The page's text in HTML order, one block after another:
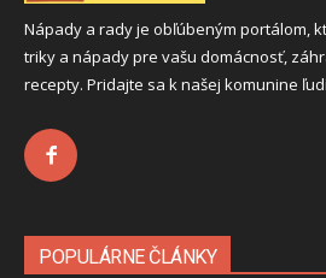
Nápady a rady je obľúbeným portálom,
triky a nápady pre vašu domácnosť,
recepty. Pridajte sa k našej komunine
POPULÁRNE ČLÁNKY